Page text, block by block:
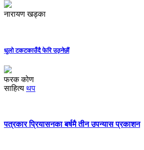
नारायण खड्का
धुलो टकटकाउँदै फेरि उठ्नेछौं
फरक कोण
साहित्य थप
पत्रकार प्रियासनका बर्षमै तीन उपन्यास प्रकाशन